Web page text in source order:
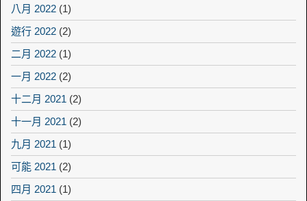
八月 2022 (1)
遊行 2022 (2)
二月 2022 (1)
一月 2022 (2)
十二月 2021 (2)
十一月 2021 (2)
九月 2021 (1)
可能 2021 (2)
四月 2021 (1)